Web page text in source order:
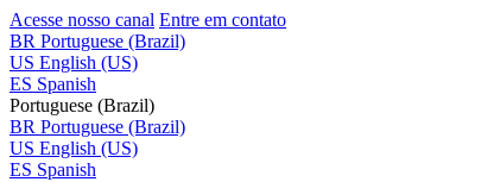
Acesse nosso canal Entre em contato
BR Portuguese (Brazil)
US English (US)
ES Spanish
Portuguese (Brazil)
BR Portuguese (Brazil)
US English (US)
ES Spanish